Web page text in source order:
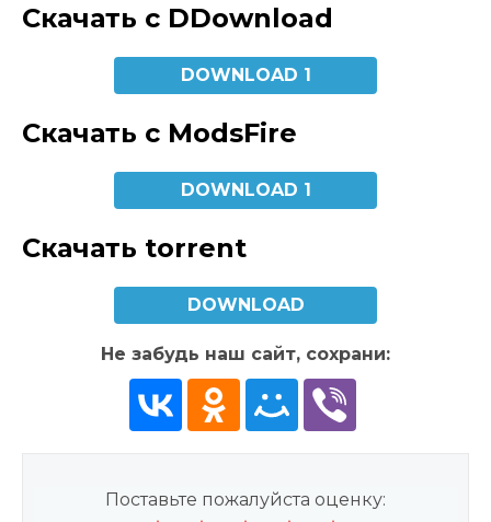
Скачать с DDownload
DOWNLOAD 1
Скачать с ModsFire
DOWNLOAD 1
Скачать torrent
DOWNLOAD
Не забудь наш сайт, сохрани:
Поставьте пожалуйста оценку: